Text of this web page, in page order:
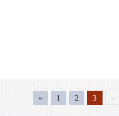
« 1 2 3 »